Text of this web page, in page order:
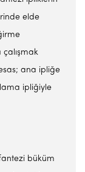
elde
ana ipliğe
ipliğiyle
büküm